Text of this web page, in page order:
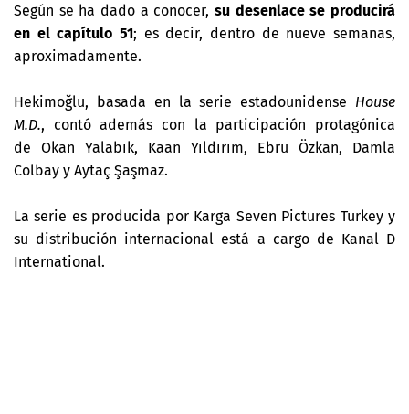
Según se ha dado a conocer, su desenlace se producirá
en el capítulo 51; es decir, dentro de nueve semanas,
aproximadamente.
Hekimoğlu, basada en la serie estadounidense House
M.D., contó además con la participación protagónica
de Okan Yalabık, Kaan Yıldırım, Ebru Özkan, Damla
Colbay y Aytaç Şaşmaz.
La serie es producida por Karga Seven Pictures Turkey y
su distribución internacional está a cargo de Kanal D
International.